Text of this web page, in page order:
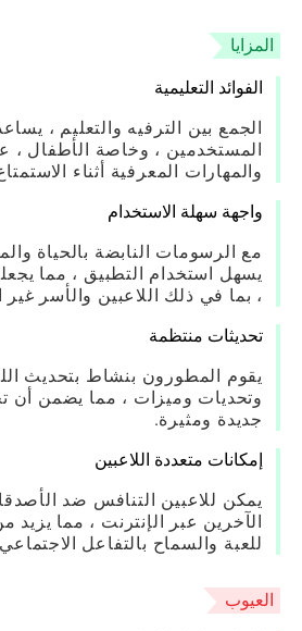
المزايا
الفوائد التعليمية
الجمع بين الترفيه والتعليم ،
المستخدمين ، وخاصة الأطفال ،
والمهارات المعرفية أثناء
واجهة سهلة الاستخدام
مع الرسومات النابضة بالحياة
يسهل استخدام التطبيق ، مما
، بما في ذلك اللاعبين والأسر
تحديثات منتظمة
يقوم المطورون بنشاط بتحديث
وتحديات وميزات ، مما يضمن أن
جديدة ومثيرة.
إمكانات متعددة اللاعبين
يمكن للاعبين التنافس ضد
الآخرين عبر الإنترنت ، مما يزيد
للعبة والسماح بالتفاعل
العيوب